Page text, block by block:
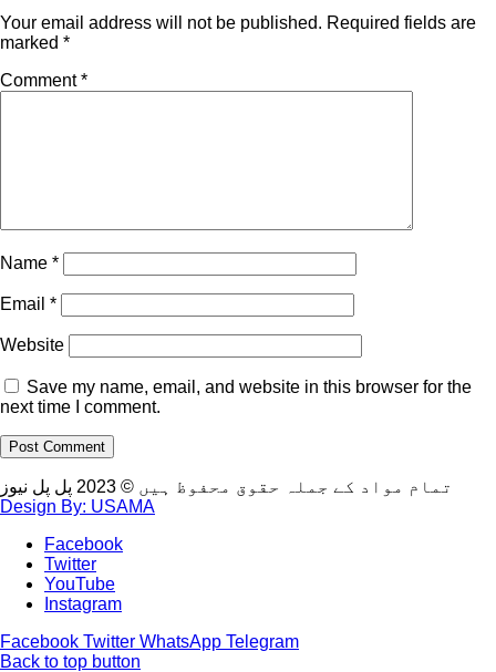
Your email address will not be published. Required fields are
marked *
Comment*
Name *
Email *
Website
Save my name, email, and website in this browser for the
next time I comment.
تمام مواد کے جملہ حقوق محفوظ ہیں © 2023 پل پل نیوز
Design By: USAMA
Facebook
Twitter
YouTube
Instagram
Facebook Twitter WhatsApp Telegram
Back to top button